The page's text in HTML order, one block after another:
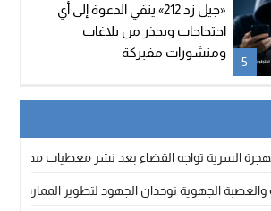
5
«جيل زد 212» ينفي الدعوة إلى أي
احتجاجات ويحذر من بلاغات
ومنشورات مفبركة
السرية تواجه القضاء بعد نشر معطيات مضللة
والعصبة الجهوية توحدان الجهود لتطوير الممارسة